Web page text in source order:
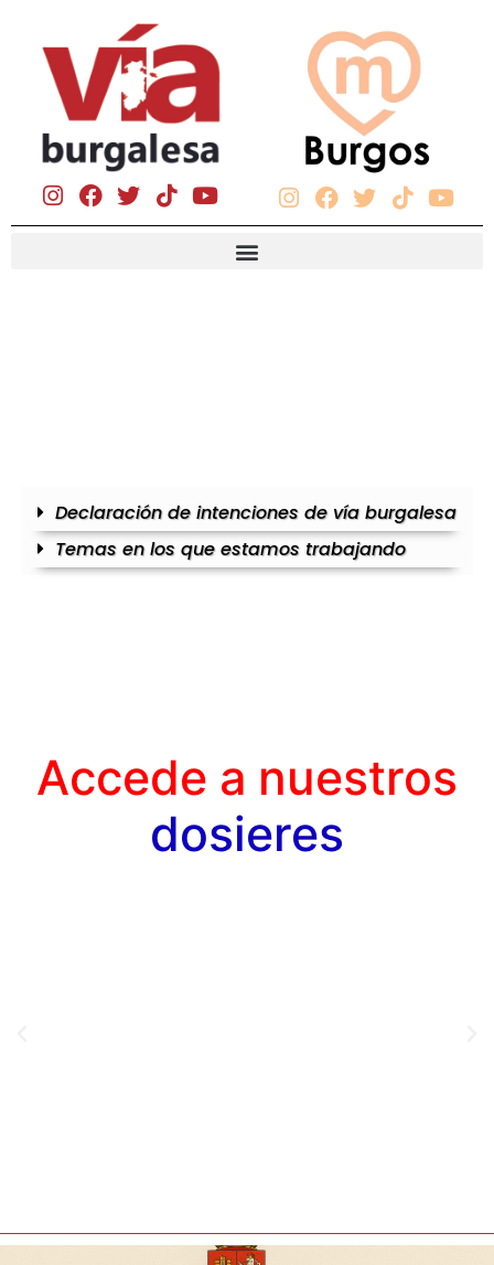
Declaración de intenciones de vía burgalesa
Temas en los que estamos trabajando
Accede a nuestros
dosieres